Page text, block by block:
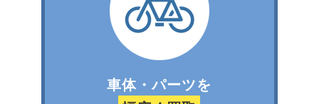
車体・パーツを